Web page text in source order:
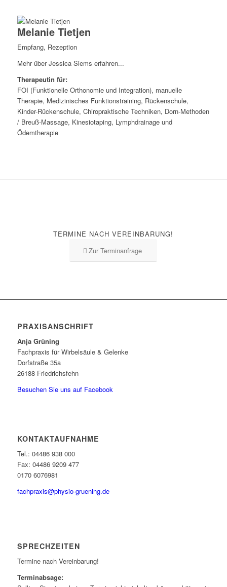
Melanie Tietjen
Empfang, Rezeption
Mehr über Jessica Siems erfahren...
Therapeutin für:
FOI (Funktionelle Orthonomie und Integration), manuelle
Therapie, Medizinisches Funktionstraining, Rückenschule,
Kinder-Rückenschule, Chiropraktische Techniken, Dorn-Methoden
/ Breuß-Massage, Kinesiotaping, Lymphdrainage und
Ödemtherapie
TERMINE NACH VEREINBARUNG!
Zur Terminanfrage
PRAXISANSCHRIFT
Anja Grüning
Fachpraxis für Wirbelsäule & Gelenke
Dorfstraße 35a
26188 Friedrichsfehn
Besuchen Sie uns auf Facebook
KONTAKTAUFNAHME
Tel.: 04486 938 000
Fax: 04486 9209 477
0170 6076981
fachpraxis@physio-gruening.de
SPRECHZEITEN
Termine nach Vereinbarung!
Terminabsage: